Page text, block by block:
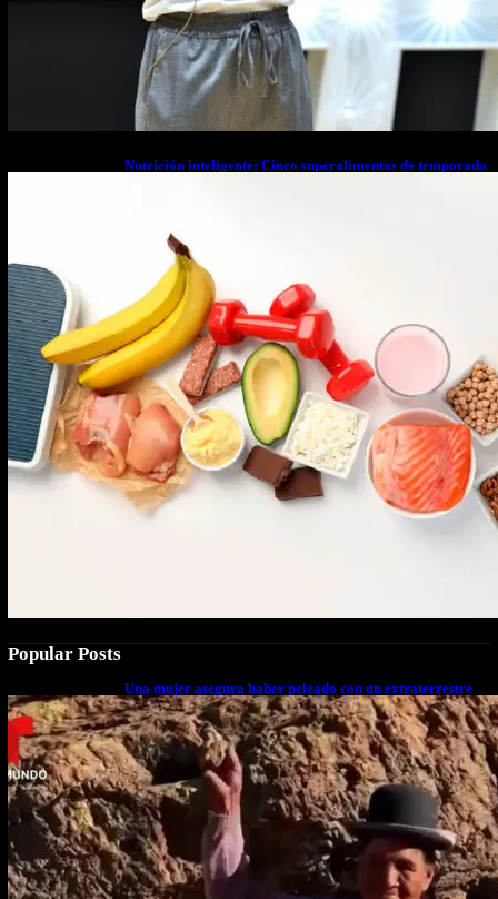
Nutrición inteligente: Cinco superalimentos de temporada
Popular Posts
Una mujer asegura haber peleado con un extraterrestre
cuerpo a cuerpo